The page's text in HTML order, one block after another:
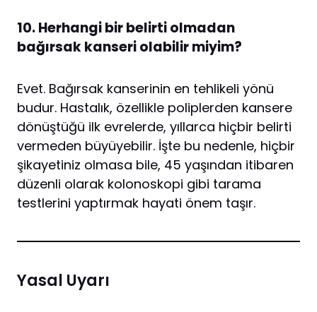
10. Herhangi bir belirti olmadan
bağırsak kanseri olabilir miyim?
Evet. Bağırsak kanserinin en tehlikeli yönü
budur. Hastalık, özellikle poliplerden kansere
dönüştüğü ilk evrelerde, yıllarca hiçbir belirti
vermeden büyüyebilir. İşte bu nedenle, hiçbir
şikayetiniz olmasa bile, 45 yaşından itibaren
düzenli olarak kolonoskopi gibi tarama
testlerini yaptırmak hayati önem taşır.
Yasal Uyarı